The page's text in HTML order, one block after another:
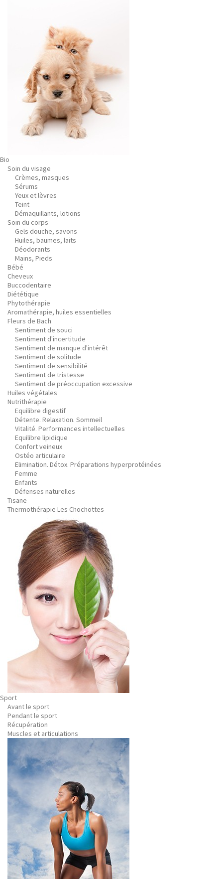
Bio
Soin du visage
Crèmes, masques
Sérums
Yeux et lèvres
Teint
Démaquillants, lotions
Soin du corps
Gels douche, savons
Huiles, baumes, laits
Déodorants
Mains, Pieds
Bébé
Cheveux
Buccodentaire
Diététique
Phytothérapie
Aromathérapie, huiles essentielles
Fleurs de Bach
Sentiment de souci
Sentiment d'incertitude
Sentiment de manque d'intérêt
Sentiment de solitude
Sentiment de sensibilité
Sentiment de tristesse
Sentiment de préoccupation excessive
Huiles végétales
Nutrithérapie
Equilibre digestif
Détente. Relaxation. Sommeil
Vitalité. Performances intellectuelles
Equilibre lipidique
Confort veineux
Ostéo articulaire
Elimination. Détox. Préparations hyperprotéinées
Femme
Enfants
Défenses naturelles
Tisane
Thermothérapie Les Chochottes
Sport
Avant le sport
Pendant le sport
Récupération
Muscles et articulations